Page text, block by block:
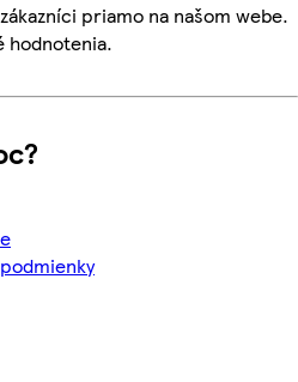
priamo na našom webe.
hodnotenia.